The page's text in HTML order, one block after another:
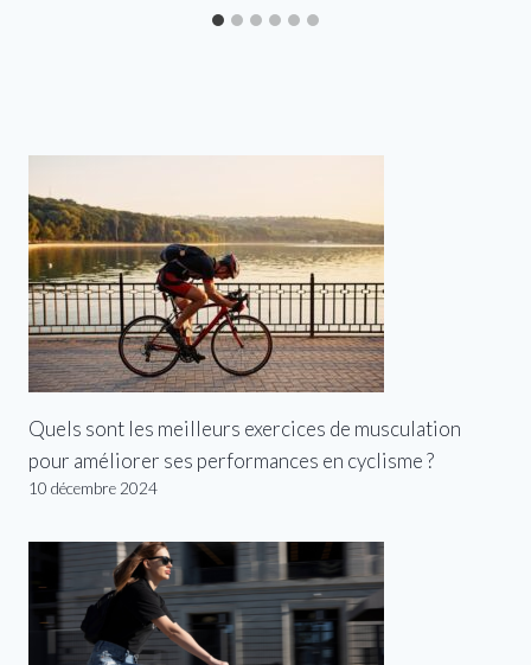
Quels sont les meilleurs exercices de musculation
pour améliorer ses performances en cyclisme ?
10 décembre 2024